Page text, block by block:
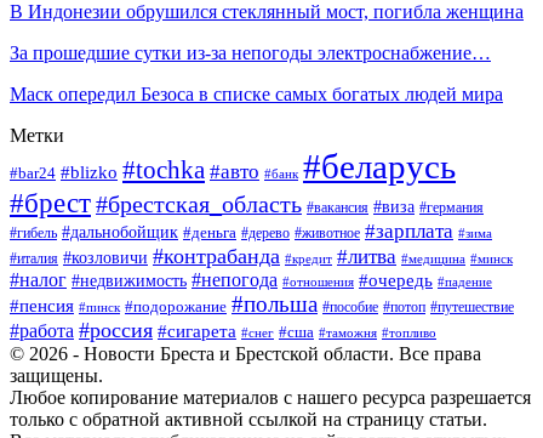
В Индонезии обрушился стеклянный мост, погибла женщина
За прошедшие сутки из-за непогоды электроснабжение…
Маск опередил Безоса в списке самых богатых людей мира
Метки
#bar24 #blizko #tochka #авто #банк #беларусь
#брест#брестская_область #вакансия #виза #германия
#гибель #дальнобойщик #деньга #дерево #животное #зарплата #зима
#италия #козловичи #контрабанда #кредит #литва #медицина #минск
#налог #недвижимость #непогода #отношения #очередь #падение
#пенсия #пинск #подорожание #польша #пособие #потоп #путешествие
#работа #россия #сигарета #снег #сша #таможня #топливо
© 2026 - Новости Бреста и Брестской области. Все права
защищены.
Любое копирование материалов с нашего ресурса разрешается
только с обратной активной ссылкой на страницу статьи.